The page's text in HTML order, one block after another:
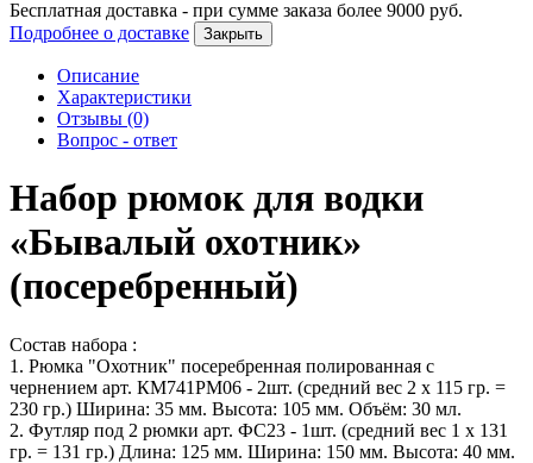
Бесплатная доставка - при сумме заказа более 9000 руб.
Подробнее о доставке
Закрыть
Описание
Характеристики
Отзывы (0)
Вопрос - ответ
Набор рюмок для водки
«Бывалый охотник»
(посеребренный)
Состав набора :
1. Рюмка "Охотник" посеребренная полированная с
чернением арт. КМ741РМ06 - 2шт. (средний вес 2 х 115 гр. =
230 гр.) Ширина: 35 мм. Высота: 105 мм. Объём: 30 мл.
2. Футляр под 2 рюмки арт. ФС23 - 1шт. (средний вес 1 х 131
гр. = 131 гр.) Длина: 125 мм. Ширина: 150 мм. Высота: 40 мм.